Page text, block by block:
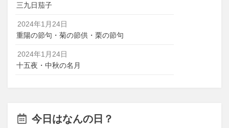
三九日茄子
2024年1月24日
重陽の節句・菊の節供・栗の節句
2024年1月24日
十五夜・中秋の名月
今日はなんの日？